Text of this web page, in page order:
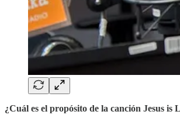
¿Cuál es el propósito de la canción Jesus is